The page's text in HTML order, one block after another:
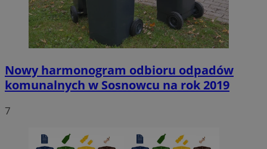
Nowy harmonogram odbioru odpadów
komunalnych w Sosnowcu na rok 2019
7